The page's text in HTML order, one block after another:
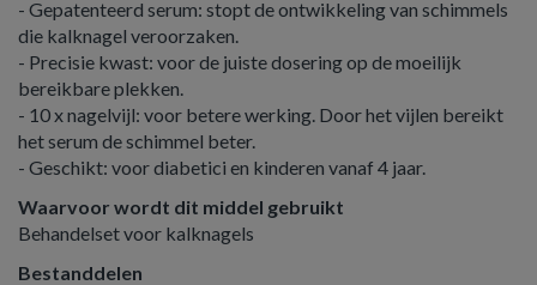
- Gepatenteerd serum: stopt de ontwikkeling van schimmels
die kalknagel veroorzaken.
- Precisie kwast: voor de juiste dosering op de moeilijk
bereikbare plekken.
- 10 x nagelvijl: voor betere werking. Door het vijlen bereikt
het serum de schimmel beter.
- Geschikt: voor diabetici en kinderen vanaf 4 jaar.
Waarvoor wordt dit middel gebruikt
Behandelset voor kalknagels
Bestanddelen